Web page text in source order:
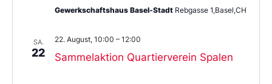
Gewerkschaftshaus Basel-Stadt Rebgasse 1,Basel,CH
SA.
22 Sammelaktion Quartierverein Spalen
22. August, 10:00 – 12:00